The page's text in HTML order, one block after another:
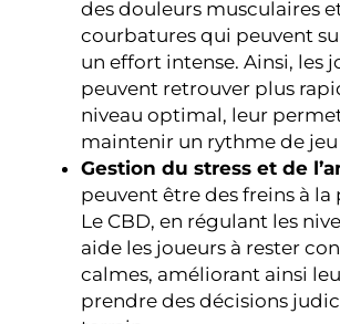
des douleurs musculaires
courbatures qui peuvent
un effort intense. Ainsi, les
peuvent retrouver plus
niveau optimal, leur
maintenir un rythme de jeu
Gestion du stress et de
peuvent être des freins à
Le CBD, en régulant les
aide les joueurs à rester
calmes, améliorant ainsi
prendre des décisions